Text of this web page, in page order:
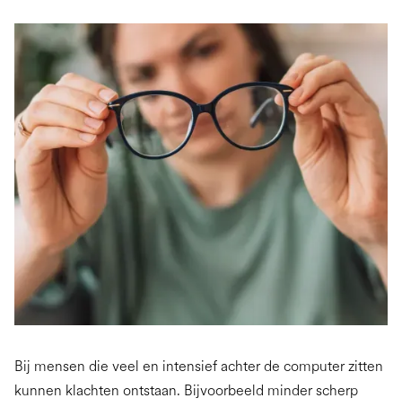
Bij mensen die veel en intensief achter de computer zitten
kunnen klachten ontstaan. Bijvoorbeeld minder scherp